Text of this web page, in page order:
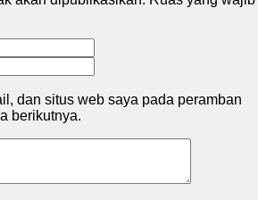
dan situs web saya pada peramban
berikutnya.